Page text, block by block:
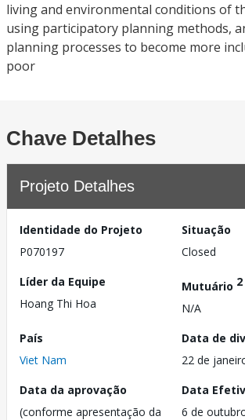
living and environmental conditions of
using participatory planning methods,
planning processes to become more
poor
Chave Detalhes
Projeto Detalhes
Identidade do Projeto
P070197
Situação
Closed
Líder da Equipe
Hoang Thi Hoa
Mutuário 2
N/A
País
Viet Nam
Data de
22 de
Data da aprovação
(conforme apresentação da
Data
6 de